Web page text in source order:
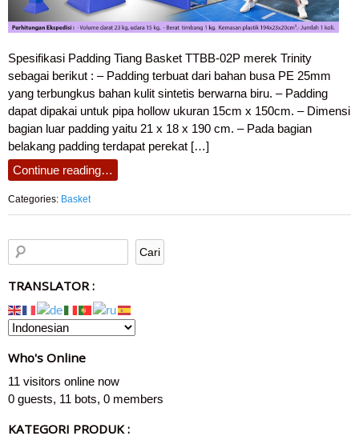
Spesifikasi Padding Tiang Basket TTBB-02P merek Trinity
sebagai berikut : – Padding terbuat dari bahan busa PE 25mm
yang terbungkus bahan kulit sintetis berwarna biru. – Padding
dapat dipakai untuk pipa hollow ukuran 15cm x 150cm. – Dimensi
bagian luar padding yaitu 21 x 18 x 190 cm. – Pada bagian
belakang padding terdapat perekat […]
Continue reading…
Categories: Basket
TRANSLATOR :
Who's Online
11 visitors online now
0 guests, 11 bots, 0 members
KATEGORI PRODUK :